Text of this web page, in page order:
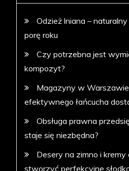
Odzież lniana –
porę roku
Czy potrzebna jest
kompozyt?
Magazyny w
efektywnego łańcucha
Obsługa prawna
staje się niezbędna?
Desery na zimno i kremy
stworzyć perfekcyjne